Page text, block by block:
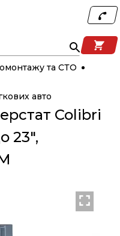
та СТО
авто
Colibri
23",